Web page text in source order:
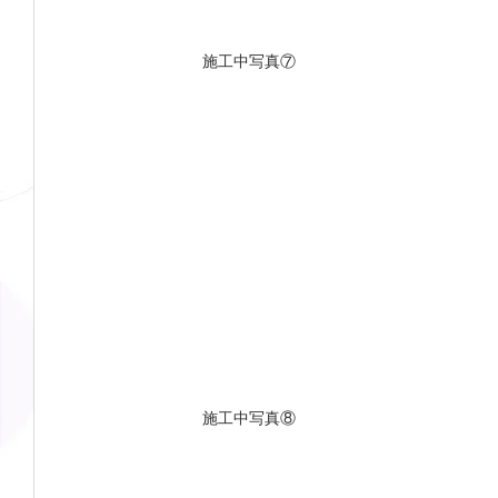
施工中写真⑦
施工中写真⑧